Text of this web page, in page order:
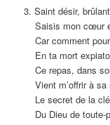
3. Saint désir,
Saisis mon cœur
Car comment
En ta mort
Ce repas, dans
Vient m’offrir à sa
Le secret de la
Du Dieu de toute-